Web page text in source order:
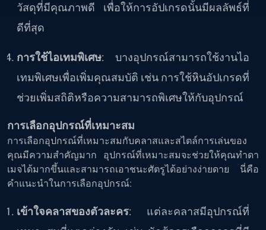
วัสดุที่มีคุณภาพดี เพื่อให้การอัปเกรดนั้นมีผลลัพธ์ที่
ดีที่สุด
การใช้ไอเทมพิเศษ: บางอุปกรณ์สามารถใช้งานไอ
เทมพิเศษเพื่อเพิ่มคุณสมบัติ เช่น การใช้หินอัปเกรดที่
ช่วยเพิ่มสถิติหรือความสามารถพิเศษให้กับอุปกรณ์
การเลือกอุปกรณ์ที่เหมาะสม
การเลือกอุปกรณ์ที่เหมาะสมกับคลาสและสไตล์การเล่นของ
คุณมีความสำคัญมาก อุปกรณ์ที่เหมาะสมจะช่วยให้คุณทำดา
เมจได้มากขึ้นและสามารถเอาชนะศัตรูได้อย่างง่ายดาย นี่คือ
คำแนะนำในการเลือกอุปกรณ์:
เข้าใจคลาสของตัวละคร: แต่ละคลาสมีอุปกรณ์ที่